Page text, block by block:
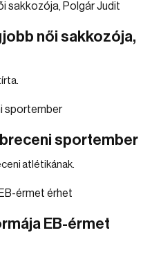
női sakkozója,
sportember
atlétikának.
EB-érmet